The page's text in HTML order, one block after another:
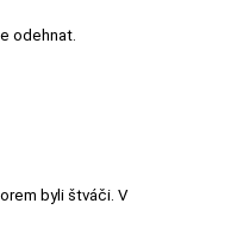
odehnat.
byli štváči. V